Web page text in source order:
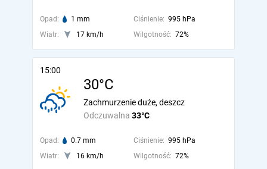
Opad: 1 mm Ciśnienie: 995 hPa
Wiatr:
17 km/h Wilgotność: 72%
15:00
30°C
Odczuwalna 33°C
Zachmurzenie duże, deszcz
Opad: 0.7 mm Ciśnienie: 995 hPa
Wiatr:
16 km/h Wilgotność: 72%